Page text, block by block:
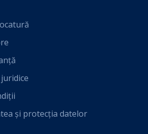
și protecția datelor